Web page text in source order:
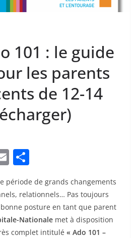
101 : le guide
les parents
de 12-14
E
m
ai
l
ar
ta
g
er
période de grands changements
relationnels… Pas toujours
posture en tant que parent
Nationale met à disposition
complet intitulé « Ado 101 –